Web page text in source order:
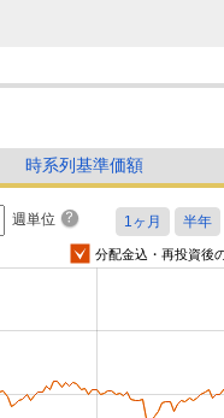
時系列基準価額
週単位
分配金込・再投資後